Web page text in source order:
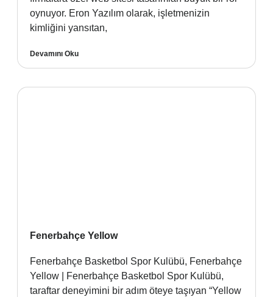
oynuyor. Eron Yazılım olarak, işletmenizin
kimliğini yansıtan,
Devamını Oku
Fenerbahçe Yellow
Fenerbahçe Basketbol Spor Kulübü, Fenerbahçe
Yellow | Fenerbahçe Basketbol Spor Kulübü,
taraftar deneyimini bir adım öteye taşıyan “Yellow